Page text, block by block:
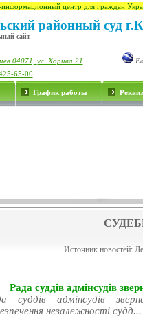
центр для граждан
районный суд
сайт
04071, ул. Хорива 21
65-00
График работы
Источник новостей:
Рада суддів адмінсудів
суддів адмінсудів
незалежності судд...